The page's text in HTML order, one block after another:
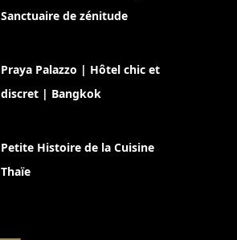
Sanctuaire de zénitude
Praya Palazzo | Hôtel chic et
discret | Bangkok
Petite Histoire de la Cuisine
Thaïe